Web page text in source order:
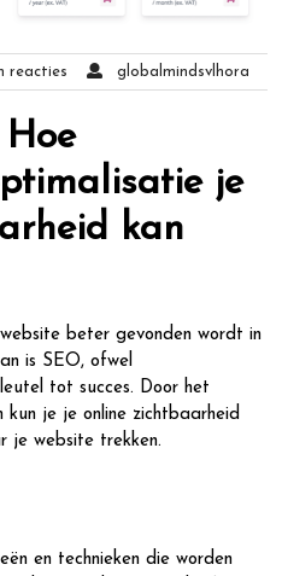
reacties globalmindsvlhora
je
kan
beter gevonden wordt in
is SEO, ofwel
tot succes. Door het
kun je je online zichtbaarheid
je website trekken.
en technieken die worden